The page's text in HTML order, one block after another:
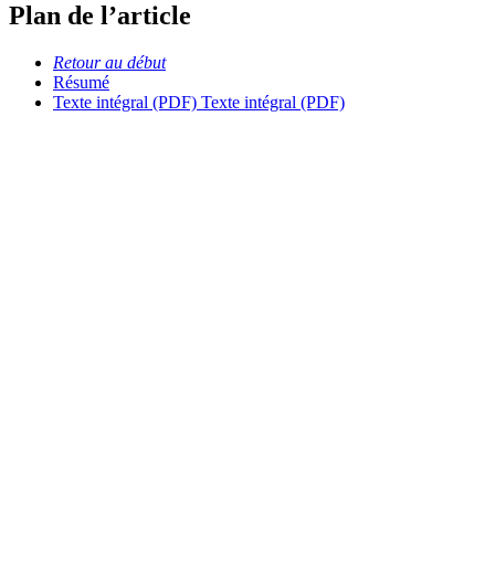
Plan de l’article
Retour au début
Résumé
Texte intégral (PDF) Texte intégral (PDF)